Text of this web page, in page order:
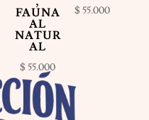
FAUNA
AL
NATUR
AL
$ 55.000
$ 55.000